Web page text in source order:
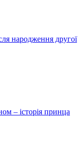
народження другої
– історія принца